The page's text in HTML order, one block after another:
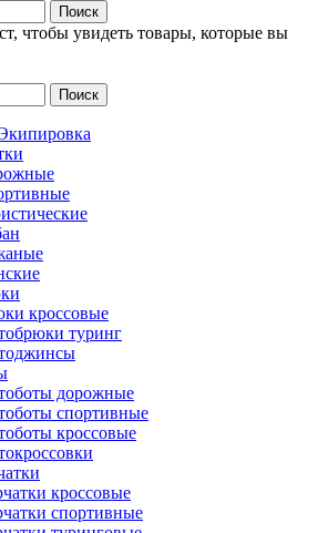
Поиск
чтобы увидеть товары, которые вы
Поиск
кроссовые
туринг
дорожные
спортивные
кроссовые
кроссовые
спортивные